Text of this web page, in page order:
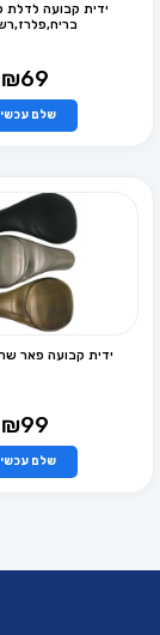
ידית קבועה לדלת
₪69
שלם
ניתן
את
ידית קבועה פאר
₪99
שלם
ניתן